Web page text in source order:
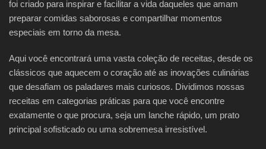
foi criado para inspirar e facilitar a vida daqueles que amam
preparar comidas saborosas e compartilhar momentos
especiais em torno da mesa.
Aqui você encontrará uma vasta coleção de receitas, desde os
clássicos que aquecem o coração até as inovações culinárias
que desafiam os paladares mais curiosos. Dividimos nossas
receitas em categorias práticas para que você encontre
exatamente o que procura, seja um lanche rápido, um prato
principal sofisticado ou uma sobremesa irresistível.